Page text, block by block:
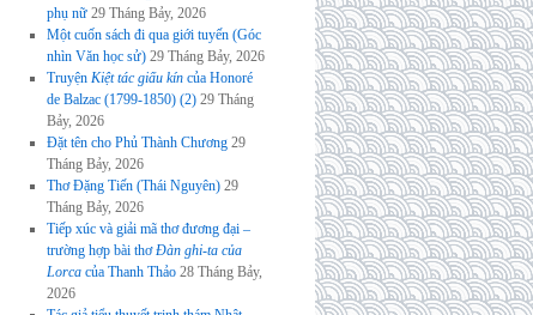
phụ nữ 29 Tháng Bảy, 2026
Một cuốn sách đi qua giới tuyến (Góc
nhìn Văn học sử) 29 Tháng Bảy, 2026
Truyện Kiệt tác giấu kíncủa Honoré
de Balzac (1799-1850) (2) 29 Tháng
Bảy, 2026
Đặt tên cho Phủ Thành Chương 29
Tháng Bảy, 2026
Thơ Đặng Tiến (Thái Nguyên) 29
Tháng Bảy, 2026
Tiếp xúc và giải mã thơ đương đại –
trường hợp bài thơĐàn ghi-ta của
Lorcacủa Thanh Thảo 28 Tháng Bảy,
2026